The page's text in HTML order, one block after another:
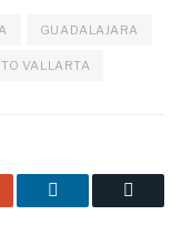
GUADALAJARA
VALLARTA